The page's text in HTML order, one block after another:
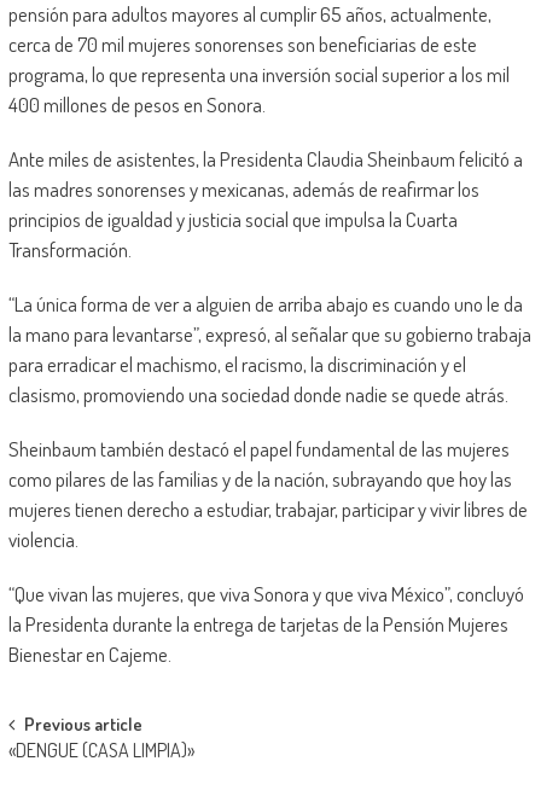
pensión para adultos mayores al cumplir 65 años, actualmente,
cerca de 70 mil mujeres sonorenses son beneficiarias de este
programa, lo que representa una inversión social superior a los mil
400 millones de pesos en Sonora.
Ante miles de asistentes, la Presidenta Claudia Sheinbaum felicitó a
las madres sonorenses y mexicanas, además de reafirmar los
principios de igualdad y justicia social que impulsa la Cuarta
Transformación.
“La única forma de ver a alguien de arriba abajo es cuando uno le da
la mano para levantarse”, expresó, al señalar que su gobierno trabaja
para erradicar el machismo, el racismo, la discriminación y el
clasismo, promoviendo una sociedad donde nadie se quede atrás.
Sheinbaum también destacó el papel fundamental de las mujeres
como pilares de las familias y de la nación, subrayando que hoy las
mujeres tienen derecho a estudiar, trabajar, participar y vivir libres de
violencia.
“Que vivan las mujeres, que viva Sonora y que viva México”, concluyó
la Presidenta durante la entrega de tarjetas de la Pensión Mujeres
Bienestar en Cajeme.
Post
navigation
Previous article
«DENGUE (CASA LIMPIA)»